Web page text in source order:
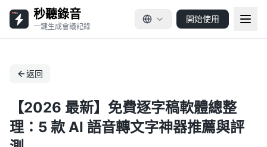
秒聽錄音
一鍵生成會議記錄
開始使用
返回
【2026 最新】免費逐字稿軟體總整
理：5 款 AI 語音轉文字神器推薦與評